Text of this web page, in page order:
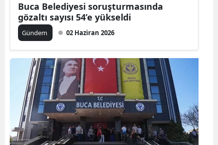
Buca Belediyesi soruşturmasında
gözaltı sayısı 54’e yükseldi
Gündem 02 Haziran 2026